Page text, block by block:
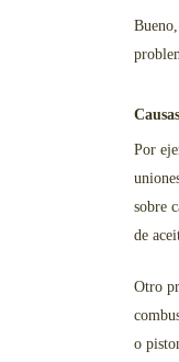
Por
sobre
de
Otro
o